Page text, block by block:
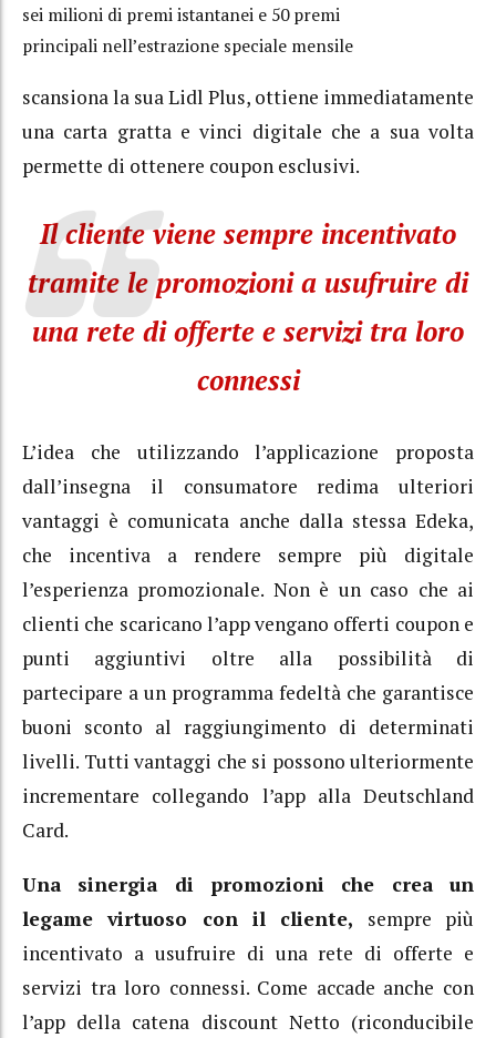
sei milioni di premi istantanei e 50 premi
principali nell’estrazione speciale mensile
scansiona la sua Lidl Plus, ottiene immediatamente
una carta gratta e vinci digitale che a sua volta
permette di ottenere coupon esclusivi.
Il cliente viene sempre incentivato
tramite le promozioni a usufruire di
una rete di offerte e servizi tra loro
connessi
L’idea che utilizzando l’applicazione proposta
dall’insegna il consumatore redima ulteriori
vantaggi è comunicata anche dalla stessa Edeka,
che incentiva a rendere sempre più digitale
l’esperienza promozionale. Non è un caso che ai
clienti che scaricano l’app vengano offerti coupon e
punti aggiuntivi oltre alla possibilità di
partecipare a un programma fedeltà che garantisce
buoni sconto al raggiungimento di determinati
livelli. Tutti vantaggi che si possono ulteriormente
incrementare collegando l’app alla Deutschland
Card.
Una sinergia di promozioni che crea un
legame virtuoso con il cliente, sempre più
incentivato a usufruire di una rete di offerte e
servizi tra loro connessi. Come accade anche con
l’app della catena discount Netto (riconducibile